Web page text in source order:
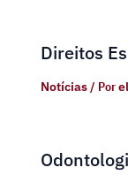
Direitos
Notícias/ Por